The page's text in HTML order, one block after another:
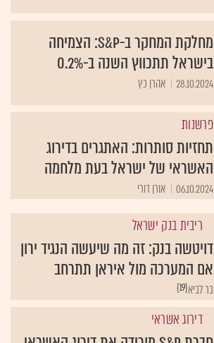
מחלקת המחקר ב-S&P: הצמיחה
בישראל תתכווץ השנה ב-0.2%
28.10.2024 אהרן כץ
פרשנות
תחזיות סותרות: האתגרים בדירוג
האשראי של ישראל בעת מלחמה
06.10.2024 אורן דורי
ריבית בנק ישראל
דויטשה בנק: זה מה שיעשה הנגיד ירון
אם המערכה מול איראן תתרחב
{19}בר לביא
דירוג אשראי